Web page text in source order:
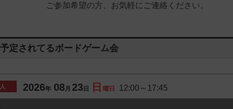
ご参加希望の方、お気軽にご連絡ください。
定されてるボードゲーム会
2026年 08 月 23 日 日 曜日 12:00～17:45